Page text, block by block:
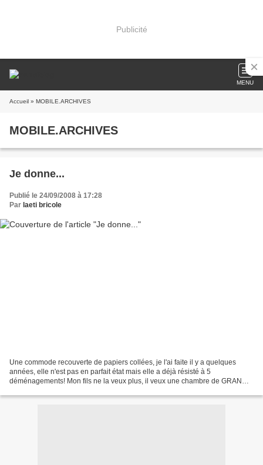
Publicité
MENU
Accueil » MOBILE.ARCHIVES
MOBILE.ARCHIVES
Je donne...
Publié le 24/09/2008 à 17:28
Par laeti bricole
Une commode recouverte de papiers collées, je l'ai faite il y a quelques
années, elle n'est pas en parfait état mais elle a déjà résisté à 5
déménagements! Mon fils ne la veux plus, il veux une chambre de GRAND!